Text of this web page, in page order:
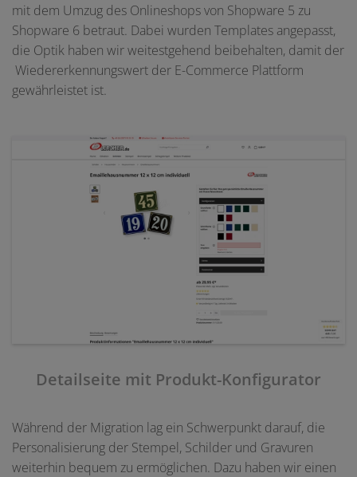
mit dem Umzug des Onlineshops von Shopware 5 zu
Shopware 6 betraut. Dabei wurden Templates angepasst,
die Optik haben wir weitestgehend beibehalten, damit der
Wiedererkennungswert der E-Commerce Plattform
gewährleistet ist.
Detailseite mit Produkt-Konfigurator
Während der Migration lag ein Schwerpunkt darauf, die
Personalisierung der Stempel, Schilder und Gravuren
weiterhin bequem zu ermöglichen. Dazu haben wir einen